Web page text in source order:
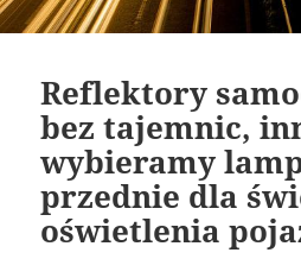
Reflektory
bez tajemnic,
wybieramy
przednie dla
oświetlenia